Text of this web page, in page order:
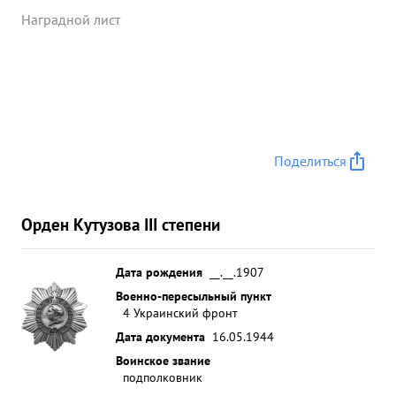
поставленную ему задачу выполнил так же на
Наградной лист
Поделиться
Орден Кутузова III степени
Дата рождения
__.__.1907
Военно-пересыльный пункт
4 Украинский фронт
Дата документа 16.05.1944
Воинское звание
подполковник